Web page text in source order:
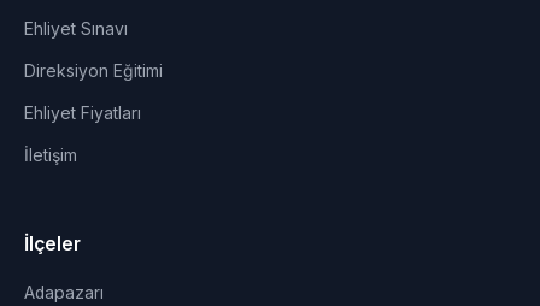
Ehliyet Sınavı
Direksiyon Eğitimi
Ehliyet Fiyatları
İletişim
İlçeler
Adapazarı